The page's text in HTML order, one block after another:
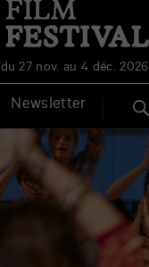
du 27 nov. au 4 déc. 2026
Newsletter